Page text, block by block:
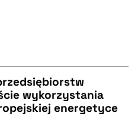
wykorzystania
energetyce